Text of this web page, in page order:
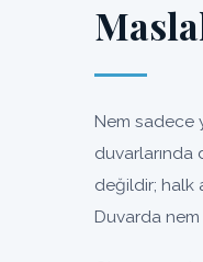
Nem sadece
duvarlarında
değildir; halk
Duvarda